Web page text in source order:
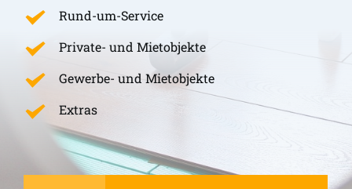
Rund-um-Service
Private- und Mietobjekte
Gewerbe- und Mietobjekte
Extras